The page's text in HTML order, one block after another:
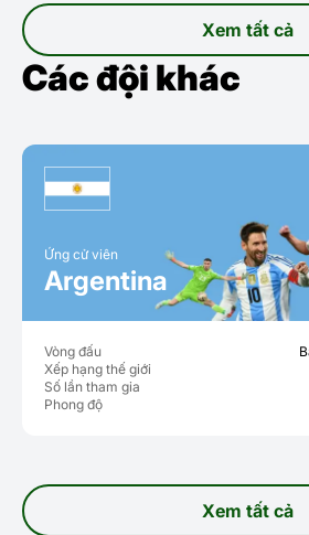
Xem tất cả
Các đội khác
Xem tất cả
Ứng cử viên
Argentina
Vòng đấu
Bảng J
Xếp hạng thế giới
Số lần tham gia
Phong độ